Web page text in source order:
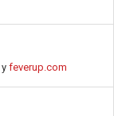
y feverup.com